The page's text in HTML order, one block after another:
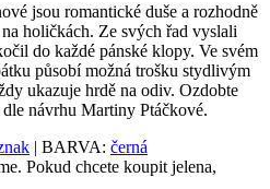
jsou romantické duše a rozhodně
holičkách. Ze svých řad vyslali
do každé pánské klopy. Ve svém
působí možná trošku stydlivým
ukazuje hrdě na odiv. Ozdobte
návrhu Martiny Ptáčkové.
| BARVA: černá
Pokud chcete koupit jelena,